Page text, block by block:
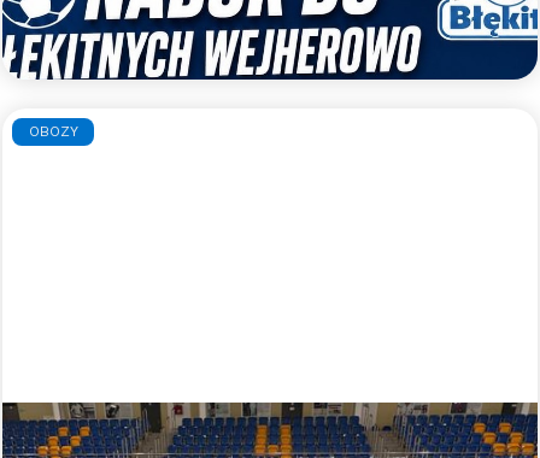
Zapraszamy do gry w WAPN Błękitni Wejherowo
Czytaj więcej >>
OBOZY
Błękitny obóz indywidualny - lato